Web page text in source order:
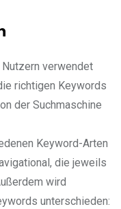
verwendet
richtigen Keywords
der Suchmaschine
Keyword-Arten
die jeweils
wird
unterschieden: